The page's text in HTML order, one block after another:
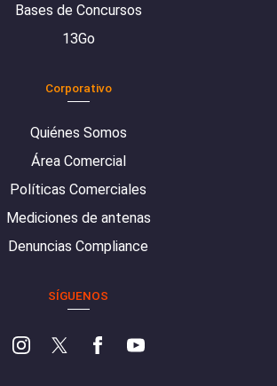
Bases de Concursos
13Go
Corporativo
Quiénes Somos
Área Comercial
Políticas Comerciales
Mediciones de antenas
Denuncias Compliance
SÍGUENOS